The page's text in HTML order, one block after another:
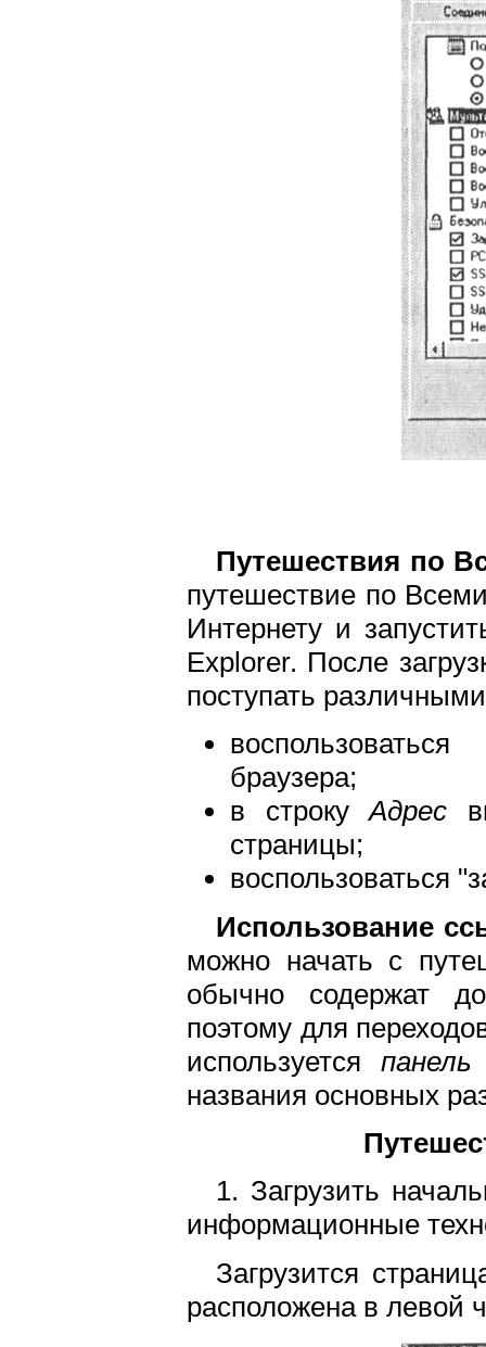
Путешествия по
путешествие по
Интернету и
Explorer. После
поступать
браузера;
в строкуАдрес
страницы;
воспользоваться
Использование
можно начать с
обычно содержат
поэтому для
используетсяпанель
названия основных
1. Загрузить
информационные
Загрузится
расположена в левой